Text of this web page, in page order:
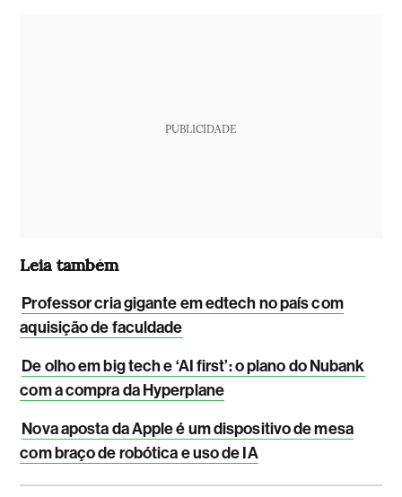
PUBLICIDADE
Leia também
Professor cria gigante em edtech no país com
aquisição de faculdade
De olho em big tech e ‘AI first’: o plano do Nubank
com a compra da Hyperplane
Nova aposta da Apple é um dispositivo de mesa
com braço de robótica e uso de IA